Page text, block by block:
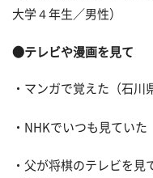
大学４年生／男性）
●テレビや漫画を見て
・マンガで覚えた（石川
・NHKでいつも見ていた
・父が将棋のテレビを